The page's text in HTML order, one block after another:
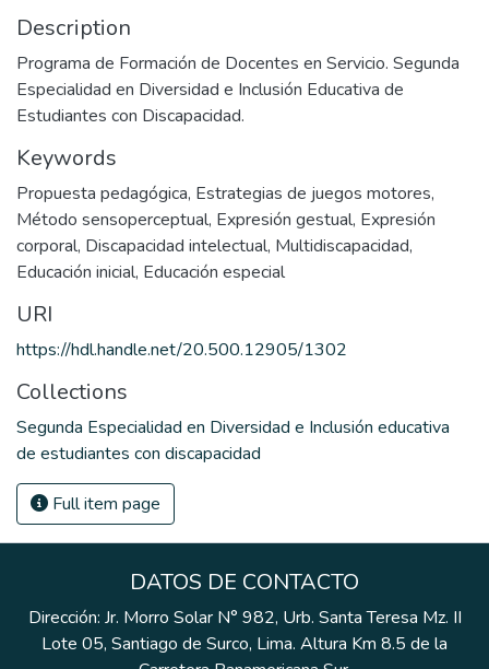
Description
Programa de Formación de Docentes en Servicio. Segunda
Especialidad en Diversidad e Inclusión Educativa de
Estudiantes con Discapacidad.
Keywords
Propuesta pedagógica, Estrategias de juegos motores,
Método sensoperceptual, Expresión gestual, Expresión
corporal, Discapacidad intelectual, Multidiscapacidad,
Educación inicial, Educación especial
URI
https://hdl.handle.net/20.500.12905/1302
Collections
Segunda Especialidad en Diversidad e Inclusión educativa
de estudiantes con discapacidad
Full item page
DATOS DE CONTACTO
Dirección: Jr. Morro Solar N° 982, Urb. Santa Teresa Mz. II
Lote 05, Santiago de Surco, Lima. Altura Km 8.5 de la